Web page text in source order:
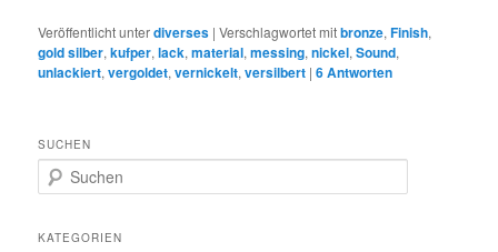
Veröffentlicht unterdiverses |Verschlagwortet mitbronze,Finish,
gold silber,kufper,lack,material,messing,nickel,Sound,
unlackiert,vergoldet,vernickelt,versilbert |6Antworten
SUCHEN
u
h
KATEGORIEN